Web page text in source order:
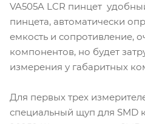
VA505A LCR пинцет
пинцета, автоматически
емкость и сопротивление,
компонентов, но будет
измерения у габаритных
Для первых трех
специальный щуп для SMD